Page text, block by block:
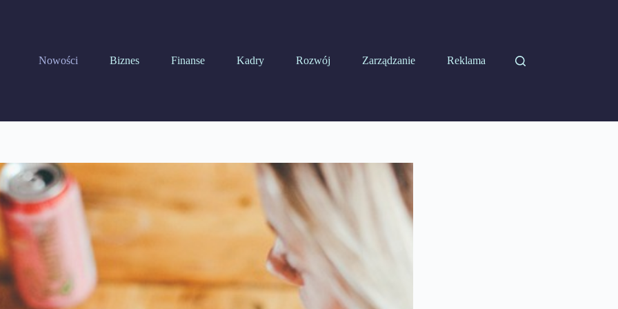
Nowości Biznes Finanse Kadry Rozwój Zarządzanie Reklama